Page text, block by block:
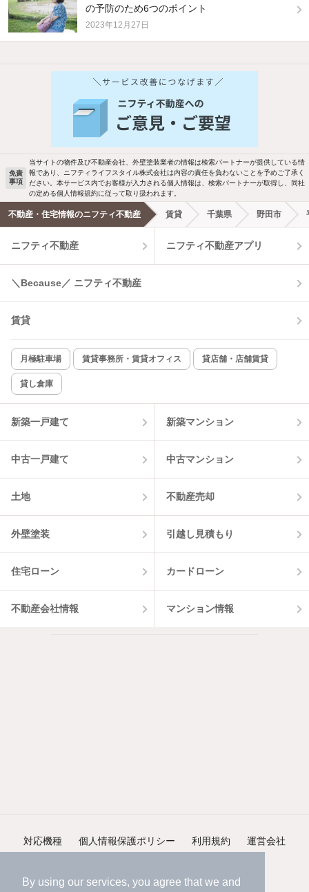
By using our services, you agree that we and
の予防のため6つのポイント
2023年12月27日
バス・トイレ別 2階以上
洗濯機置場あり 独立洗面台
エアコンあり 都市ガス
温水洗浄便座 オートロック
コンロ2口以上
新着のみ インターネット無料
該当件数:
0件
免責
事項
当サイトの物件及び不動産会社、外壁塗装業者の情報は検索パートナーが提供している情
報であり、ニフティライフスタイル株式会社は内容の責任を負わないことを予めご了承く
ださい。本サービス内でお客様が入力される個人情報は、検索パートナーが取得し、同社
の定める個人情報規約に従って取り扱われます。
不動産・住宅情報のニフティ不動産 賃貸 千葉県 野田市
ニフティ不動産 ニフティ不動産アプリ
＼Because／ ニフティ不動産
賃貸
月極駐車場 賃貸事務所・賃貸オフィス 貸店舗・店舗賃貸
貸し倉庫
新築一戸建て 新築マンション
中古一戸建て 中古マンション
土地 不動産売却
外壁塗装 引越し見積もり
住宅ローン カードローン
不動産会社情報 マンション情報
対応機種 個人情報保護ポリシー 利用規約 運営会社